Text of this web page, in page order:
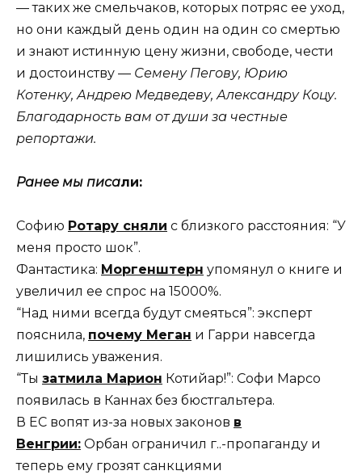
— таких же смельчаков, которых потряс ее уход,
но они каждый день один на один со смертью
и знают истинную цену жизни, свободе, чести
и достоинству — Семену Пегову, Юрию
Котенку, Андрею Медведеву, Александру Коцу.
Благодарность вам от души за честные
репортажи.
Ранее мы писали:
Софию Ротару сняли с близкого расстояния: “У
меня просто шок”.
Фантастика: Моргенштерн упомянул о книге и
увеличил ее спрос на 15000%.
“Над ними всегда будут смеяться”: эксперт
пояснила, почему Меган и Гарри навсегда
лишились уважения.
“Ты затмила Марион Котийар!”: Софи Марсо
появилась в Каннах без бюстгальтера.
В ЕС вопят из-за новых законов в
Венгрии: Орбан ограничил г..-пропаганду и
теперь ему грозят санкциями